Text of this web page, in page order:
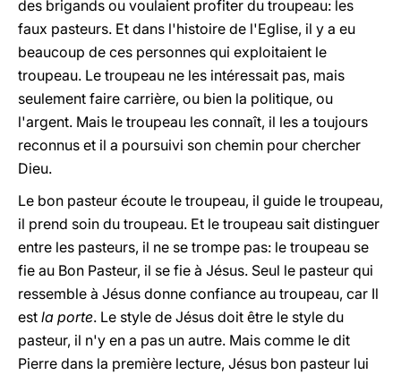
des brigands ou voulaient profiter du troupeau: les
faux pasteurs. Et dans l'histoire de l'Eglise, il y a eu
beaucoup de ces personnes qui exploitaient le
troupeau. Le troupeau ne les intéressait pas, mais
seulement faire carrière, ou bien la politique, ou
l'argent. Mais le troupeau les connaît, il les a toujours
reconnus et il a poursuivi son chemin pour chercher
Dieu.
Le bon pasteur écoute le troupeau, il guide le troupeau,
il prend soin du troupeau. Et le troupeau sait distinguer
entre les pasteurs, il ne se trompe pas: le troupeau se
fie au Bon Pasteur, il se fie à Jésus. Seul le pasteur qui
ressemble à Jésus donne confiance au troupeau, car Il
est la porte. Le style de Jésus doit être le style du
pasteur, il n'y en a pas un autre. Mais comme le dit
Pierre dans la première lecture, Jésus bon pasteur lui